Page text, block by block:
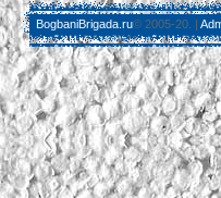
BogbaniBrigada.ru© 2005-20. |